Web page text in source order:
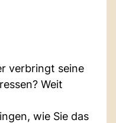
verbringt seine
Weit
wie Sie das